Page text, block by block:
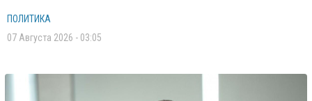
ПОЛИТИКА
07 Августа 2026 - 03:05